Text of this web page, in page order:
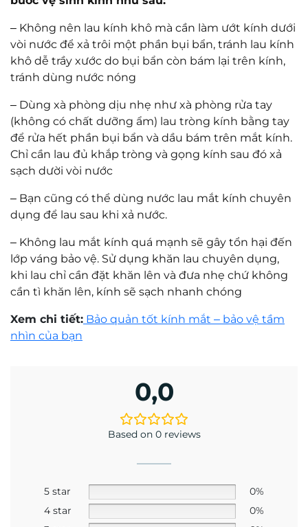
mài lắp kính.
Kỹ thuật viên khúc xạ Trần Hoàng Phương Lâm
có trên 10 năm kinh nghiệm về đo khúc xạ và